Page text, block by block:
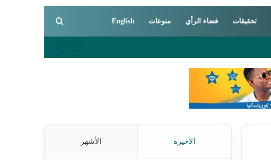
تحقيقات فضاء الرأي منوعات English بحث عن
الأخيرة الأشهر